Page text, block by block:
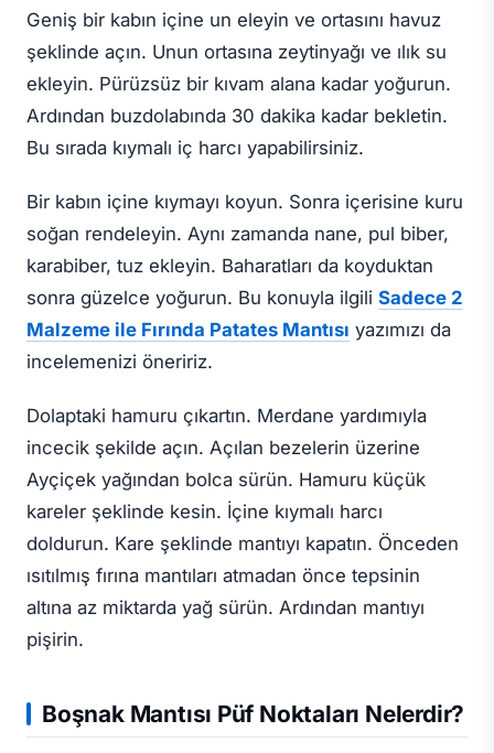
Geniş bir kabın içine un eleyin ve ortasını havuz
şeklinde açın. Unun ortasına zeytinyağı ve ılık su
ekleyin. Pürüzsüz bir kıvam alana kadar yoğurun.
Ardından buzdolabında 30 dakika kadar bekletin.
Bu sırada kıymalı iç harcı yapabilirsiniz.
Bir kabın içine kıymayı koyun. Sonra içerisine kuru
soğan rendeleyin. Aynı zamanda nane, pul biber,
karabiber, tuz ekleyin. Baharatları da koyduktan
sonra güzelce yoğurun. Bu konuyla ilgili Sadece 2
Malzeme ile Fırında Patates Mantısı yazımızı da
incelemenizi öneririz.
Dolaptaki hamuru çıkartın. Merdane yardımıyla
incecik şekilde açın. Açılan bezelerin üzerine
Ayçiçek yağından bolca sürün. Hamuru küçük
kareler şeklinde kesin. İçine kıymalı harcı
doldurun. Kare şeklinde mantıyı kapatın. Önceden
ısıtılmış fırına mantıları atmadan önce tepsinin
altına az miktarda yağ sürün. Ardından mantıyı
pişirin.
Boşnak Mantısı Püf Noktaları Nelerdir?